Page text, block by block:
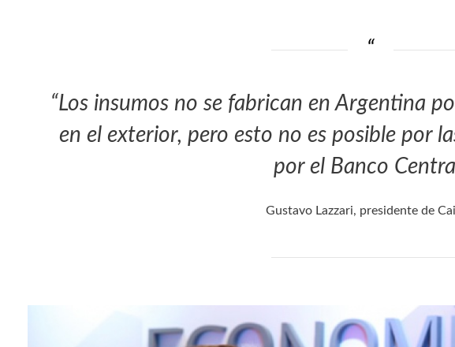
“Los insumos no se fabrican en Argentina
en el exterior, pero esto no es posible por
por el Banco
Gustavo Lazzari, presidente de